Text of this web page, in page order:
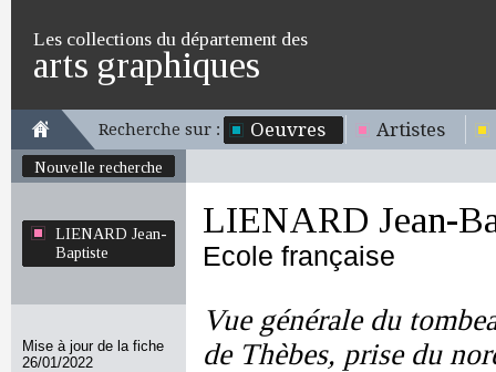
Les collections du département des
arts graphiques
Recherche sur : Oeuvres Artistes
Nouvelle recherche
LIENARD Jean-
Baptiste
Mise à jour de la fiche
26/01/2022
LIENARD Jean-
Ecole française
Vue générale du
de Thèbes, prise du